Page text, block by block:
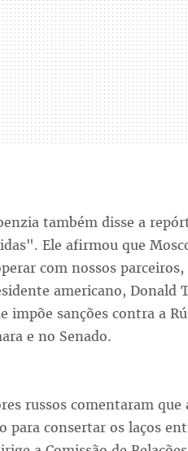
também disse a
Ele afirmou que
com nossos
americano, Donald
impõe sanções contra a
e no Senado.
russos comentaram
para consertar os laços